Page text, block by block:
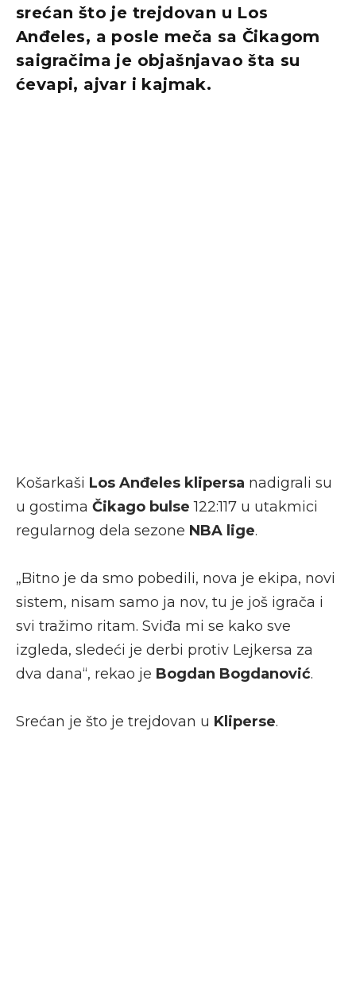
srećan što je trejdovan u Los
Anđeles, a posle meča sa Čikagom
saigračima je objašnjavao šta su
ćevapi, ajvar i kajmak.
Košarkaši Los Anđeles klipersa nadigrali su
u gostima Čikago bulse 122:117 u utakmici
regularnog dela sezone NBA lige.
„Bitno je da smo pobedili, nova je ekipa, novi
sistem, nisam samo ja nov, tu je još igrača i
svi tražimo ritam. Sviđa mi se kako sve
izgleda, sledeći je derbi protiv Lejkersa za
dva dana“, rekao je Bogdan Bogdanović.
Srećan je što je trejdovan u Kliperse.